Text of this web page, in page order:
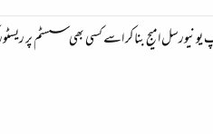
یہ ہے کہ آپ یونیورسل امیج بنا کر اسے کسی بھی